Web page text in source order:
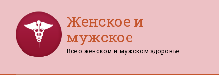
Женское и
мужское
Все о женском и мужском здоровье